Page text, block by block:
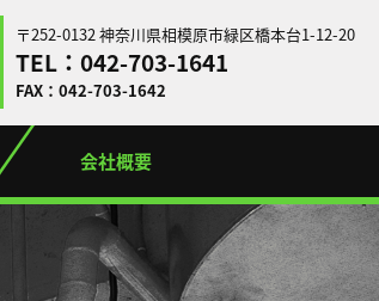
〒252-0132 神奈川県相模原市緑区橋本台1-12-20
TEL：042-703-1641
FAX：042-703-1642
会社概要